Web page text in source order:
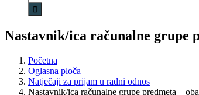
Nastavnik/ica računalne
Početna
Oglasna ploča
Natječaji za prijam u radni odnos
Nastavnik/ica računalne grupe predmeta –